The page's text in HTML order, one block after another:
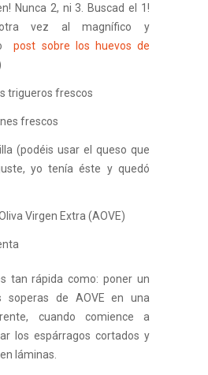
Nunca 2, ni 3. Buscad el 1!
otra vez al magnífico y
post sobre los huevos de
trigueros frescos
frescos
(podéis usar el queso que
yo tenía éste y quedó
Virgen Extra (AOVE)
tan rápida como: poner un
soperas de AOVE en una
cuando comience a
los espárragos cortados y
láminas.